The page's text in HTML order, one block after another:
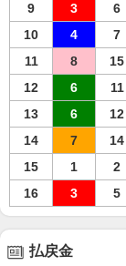
9
3 6
10
4 7
11
8 15
12
6 11
13
6 12
14
7 14
15
1 2
16
3 5
払戻金